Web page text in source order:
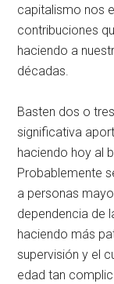
capitalismo nos
contribuciones
haciendo a
décadas.
Basten dos o
significativa
haciendo hoy al
Probablemente
a personas
dependencia de
haciendo más
supervisión y el
edad tan